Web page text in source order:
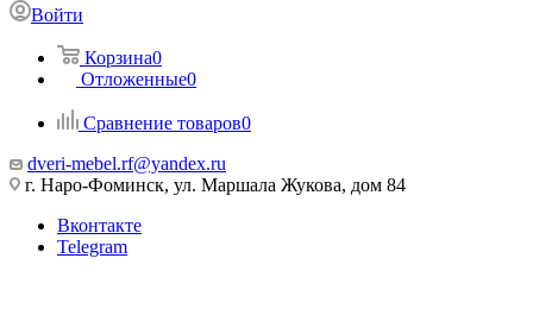
Войти
Корзина0
Отложенные0
Сравнение товаров0
dveri-mebel.rf@yandex.ru
г. Наро-Фоминск, ул. Маршала Жукова, дом 84
Вконтакте
Telegram